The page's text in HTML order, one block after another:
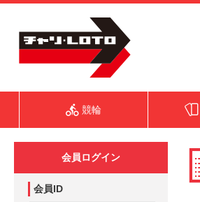
競輪
会員ログイン
会員ID